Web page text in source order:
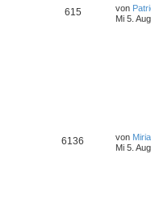
615 von
Mi 5.
6136 von
Mi 5.